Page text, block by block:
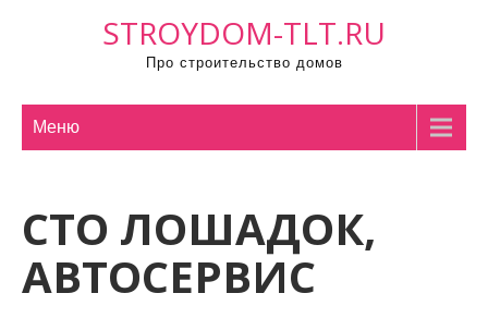
STROYDOM-TLT.RU
Про строительство домов
Меню
СТО ЛОШАДОК,
АВТОСЕРВИС